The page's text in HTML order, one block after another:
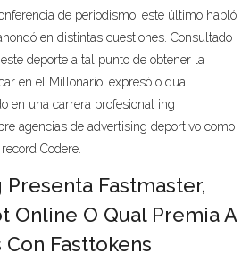
de periodismo, este último habló
en distintas cuestiones. Consultado
deporte a tal punto de obtener la
en el Millonario, expresó o qual
en una carrera profesional ing
agencias de advertising deportivo como
Codere.
Presenta Fastmaster,
Online O Qual Premia A
Fasttokens